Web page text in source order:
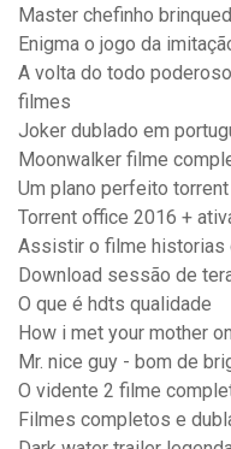
Master chefinho
Enigma o jogo da
A volta do todo
filmes
Joker dublado em
Moonwalker filme
Um plano perfeito torrent
Torrent office 2016 +
Assistir o filme historias
Download sessão de
O que é hdts qualidade
How i met your mother
Mr. nice guy - bom de
O vidente 2 filme
Filmes completos e